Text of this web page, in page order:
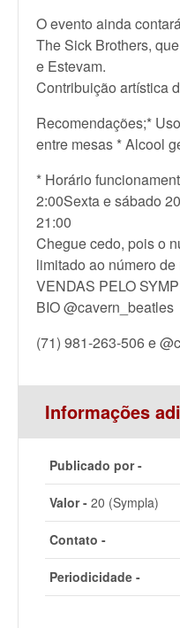
O evento ainda
The Sick Brothers,
e Estevam.
Contribuição artística
Recomendações;*
entre mesas * Alcool
* Horário
2:00Sexta e sábado
21:00
Chegue cedo, pois o
limitado ao número
VENDAS PELO
BIO@cavern_beatles
(71) 981-263-506 e
Informações
Publicado por -
Valor - 20 (Sympla)
Contato -
Periodicidade -